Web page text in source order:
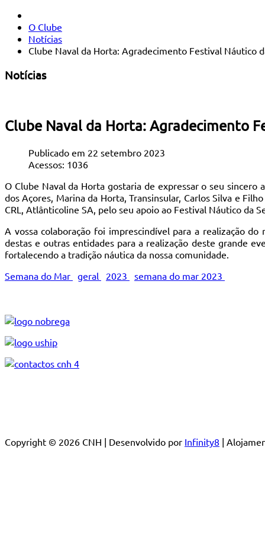
O Clube
Notícias
Clube Naval da Horta: Agradecimento Festival Náutico
Notícias
Clube Naval da Horta: Agradecimento
Publicado em 22 setembro 2023
Acessos: 1036
O Clube Naval da Horta gostaria de expressar o seu
dos Açores, Marina da Horta, Transinsular, Carlos Silva e
CRL, Atlânticoline SA, pelo seu apoio ao Festival Náutico da
A vossa colaboração foi imprescindível para a realização
destas e outras entidades para a realização deste grande
fortalecendo a tradição náutica da nossa comunidade.
Semana do Mar geral 2023 semana do mar 2023
Copyright © 2026 CNH | Desenvolvido por Infinity8 |